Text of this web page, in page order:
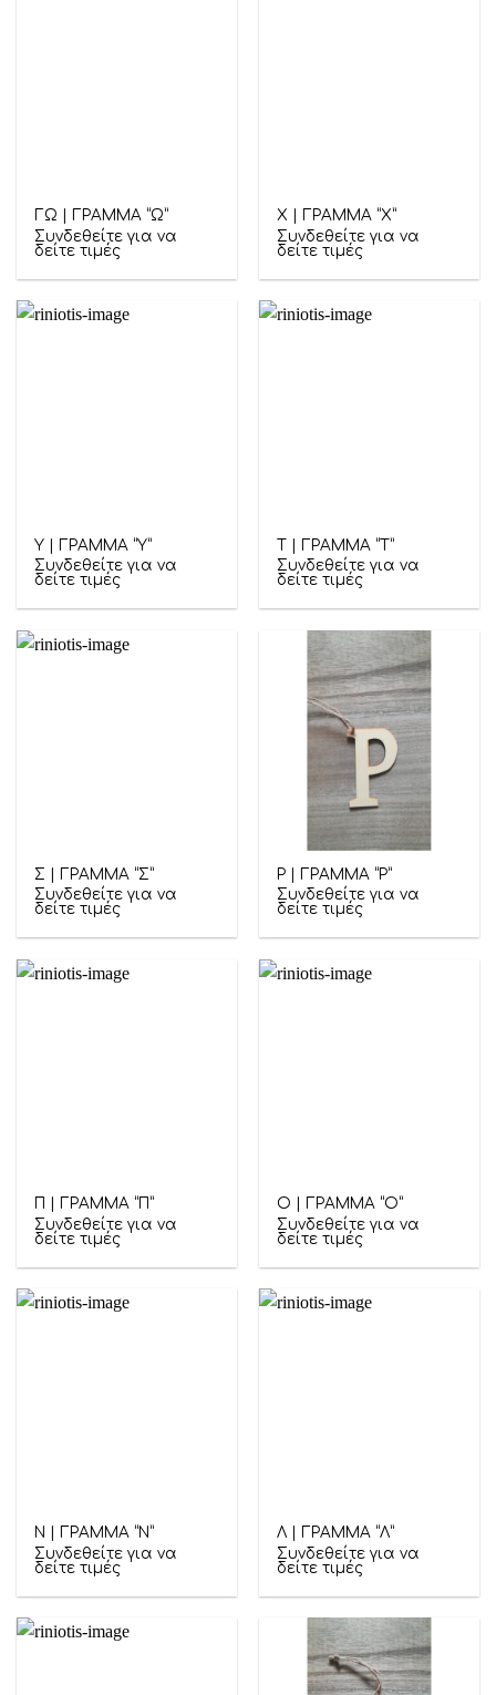
ΓΩ | ΓΡΑΜΜΑ “Ω”
Συνδεθείτε για να
δείτε τιμές
Χ | ΓΡΑΜΜΑ “Χ”
Συνδεθείτε για να
δείτε τιμές
Υ | ΓΡΑΜΜΑ “Υ”
Συνδεθείτε για να
δείτε τιμές
Τ | ΓΡΑΜΜΑ “Τ”
Συνδεθείτε για να
δείτε τιμές
Σ | ΓΡΑΜΜΑ “Σ”
Συνδεθείτε για να
δείτε τιμές
Ρ | ΓΡΑΜΜΑ “Ρ”
Συνδεθείτε για να
δείτε τιμές
Π | ΓΡΑΜΜΑ “Π”
Συνδεθείτε για να
δείτε τιμές
Ο | ΓΡΑΜΜΑ “Ο”
Συνδεθείτε για να
δείτε τιμές
Ν | ΓΡΑΜΜΑ “Ν”
Συνδεθείτε για να
δείτε τιμές
Λ | ΓΡΑΜΜΑ “Λ”
Συνδεθείτε για να
δείτε τιμές